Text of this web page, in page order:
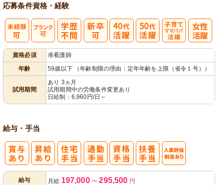
応募条件資格・経験
資格必須
准看護師
年齢
59歳以下 （年齢制限の理由：定年年齢を上限（省令１号））
試用期間
あり 3ヵ月
試用期間中の労働条件変更あり
日給制：6,960円/日～
給与・手当
給与 月給 197,000 〜 295,500 円